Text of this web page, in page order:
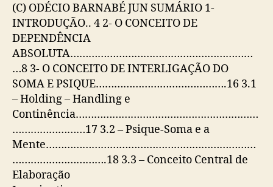
(C) ODÉCIO BARNABÉ JUN SUMÁRIO 1-
INTRODUÇÃO.. 4 2- O CONCEITO DE
DEPENDÊNCIA
ABSOLUTA……………………………………………………
…8 3- O CONCEITO DE INTERLIGAÇÃO DO
SOMA E PSIQUE…………………………………….16 3.1
– Holding – Handling e
Continência……………………………………………………
……………………17 3.2 – Psique-Soma e a
Mente……………………………………………………………
………………………….18 3.3 – Conceito Central de
Elaboração